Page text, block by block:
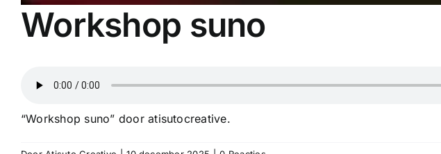
Workshop suno
“Workshop suno” door atisutocreative.